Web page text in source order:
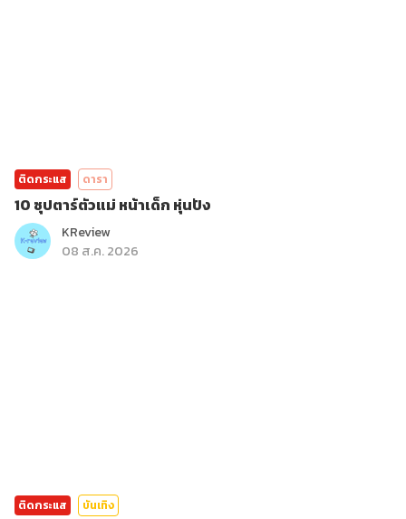
ติดกระแส ดารา
10 ซุปตาร์ตัวแม่ หน้าเด็ก หุ่นปัง
KReview
08 ส.ค. 2026
ติดกระแส บันเทิง